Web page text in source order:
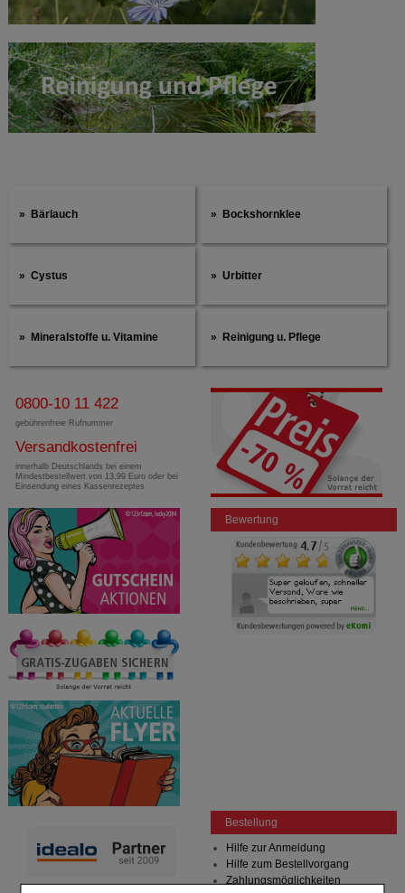
Bärlauch Bockshornklee
Cystus Urbitter
Mineralstoffe u. Vitamine Reinigung u. Pflege
0800-10 11 422
gebührenfreie Rufnummer
Versandkostenfrei
innerhalb Deutschlands bei einem
Mindestbestellwert von 13,99 Euro oder bei
Einsendung eines Kassenrezeptes
Bewertung
Bestellung
Hilfe zur Anmeldung
Hilfe zum Bestellvorgang
Zahlungsmöglichkeiten